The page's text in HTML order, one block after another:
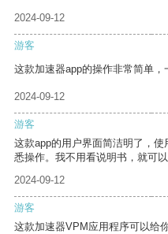
2024-09-12
游客
这款加速器app的操作非常简单，
2024-09-12
游客
这款app的用户界面简洁明了，
悉操作。我不用看说明书，就可以
2024-09-12
游客
这款加速器VPM应用程序可以给